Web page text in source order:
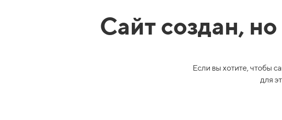
Сайт создан,
Если вы хотите, чтобы
для